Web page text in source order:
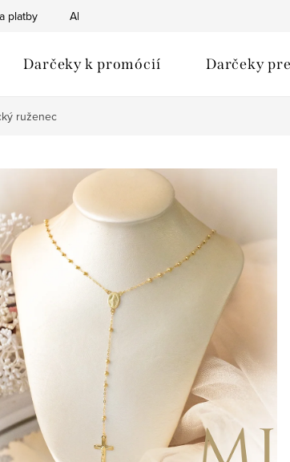
platby Ako nakupovať
Darčeky k promócií Darčeky
ruženec